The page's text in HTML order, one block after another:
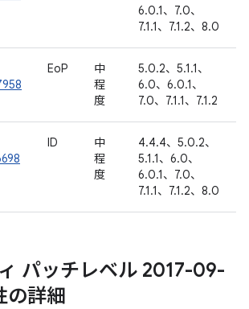
6.0.1、7.0、
7.1.1、7.1.2、8.0
EoP
中
程
度
5.0.2、5.1.1、
6.0、6.0.1、
7.0、7.1.1、7.1.2
ID
中
程
度
4.4.4、5.0.2、
5.1.1、6.0、
6.0.1、7.0、
7.1.1、7.1.2、8.0
パッチレベル 2017-09-
の詳細